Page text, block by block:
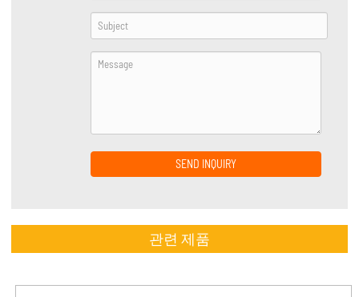
SEND INQUIRY
관련 제품